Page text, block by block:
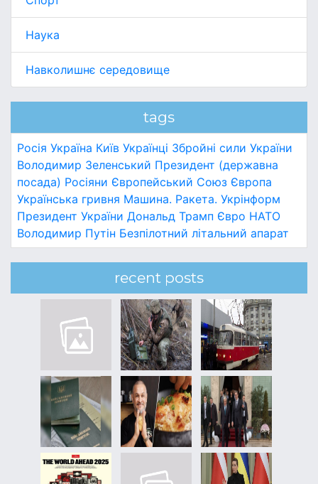
Наука
Навколишнє середовище
tags
Росія Україна Київ Українці Збройні сили України
Володимир Зеленський Президент (державна
посада) Росіяни Європейський Союз Європа
Українська гривня Машина. Ракета. Укрінформ
Президент України Дональд Трамп Євро НАТО
Володимир Путін Безпілотний літальний апарат
recent posts